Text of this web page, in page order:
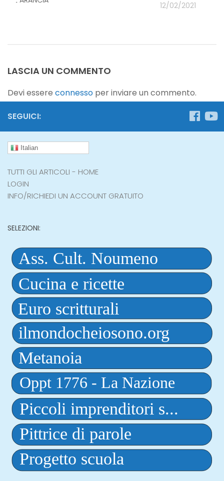
12/02/2021
LASCIA UN COMMENTO
Devi essere connesso per inviare un commento.
SEGUICI:
Italian
TUTTI GLI ARTICOLI - HOME
LOGIN
INFO/RICHIEDI UN ACCOUNT GRATUITO
SELEZIONI: